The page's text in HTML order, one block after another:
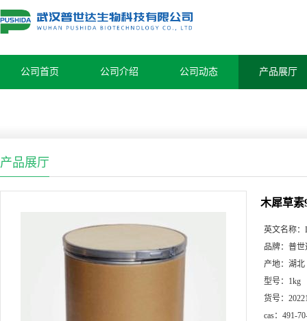
公司首页 公司介绍 公司动态 产品展厅
产品展厅
木犀草素
英文名称：
品牌： 普世
产地： 湖北
型号： 1kg
货号：
cas： 491-